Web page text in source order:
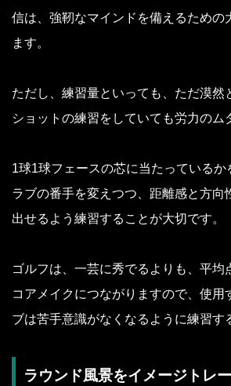
信は、強靭なマインドを備えるための
ます。
ただし、練習量といっても、ただ漠然
ショットの練習をしていても労力のム
1球1球フェースの芯に当たっているか
ラブの番手を変えつつ、距離感と方向
出せるよう練習することが大切です。
ゴルフは、一芸に秀でるよりも、平均
コアメイクにつながりますので、使用
ブは苦手意識がなくなるように練習す
ラウンド風景をイメージトレ